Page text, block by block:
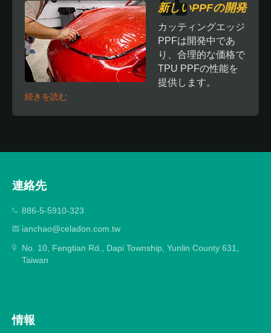
新しいPPFの開発
カッティングエッジ
PPFは開発中であ
り、合理的な価格で
TPU PPFの性能を
提供します。
続きを読む
連絡先
886-5-5910-323
ianchao@celadon.com.tw
No. 10, Fengtian Rd., Dapi Township, Yunlin County 631,
Taiwan
情報